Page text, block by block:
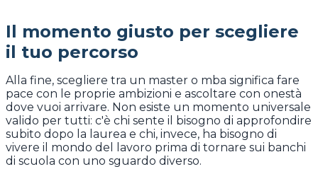
Il momento giusto per scegliere
il tuo percorso
Alla fine, scegliere tra un master o mba significa fare
pace con le proprie ambizioni e ascoltare con onestà
dove vuoi arrivare. Non esiste un momento universale
valido per tutti: c'è chi sente il bisogno di approfondire
subito dopo la laurea e chi, invece, ha bisogno di
vivere il mondo del lavoro prima di tornare sui banchi
di scuola con uno sguardo diverso.